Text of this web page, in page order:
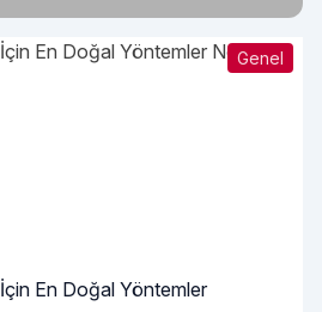
Genel
En Doğal Yöntemler